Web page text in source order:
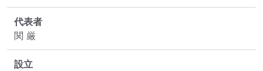
代表者
関 厳
設立